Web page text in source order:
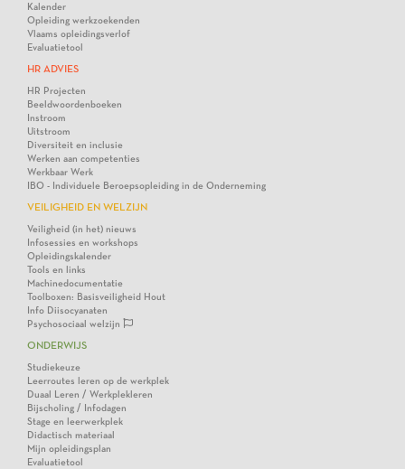
Kalender
Opleiding werkzoekenden
Vlaams opleidingsverlof
Evaluatietool
HR ADVIES
HR Projecten
Beeldwoordenboeken
Instroom
Uitstroom
Diversiteit en inclusie
Werken aan competenties
Werkbaar Werk
IBO - Individuele Beroepsopleiding in de Onderneming
VEILIGHEID EN WELZIJN
Veiligheid (in het) nieuws
Infosessies en workshops
Opleidingskalender
Tools en links
Machinedocumentatie
Toolboxen: Basisveiligheid Hout
Info Diisocyanaten
Psychosociaal welzijn
ONDERWIJS
Studiekeuze
Leerroutes leren op de werkplek
Duaal Leren / Werkplekleren
Bijscholing / Infodagen
Stage en leerwerkplek
Didactisch materiaal
Mijn opleidingsplan
Evaluatietool